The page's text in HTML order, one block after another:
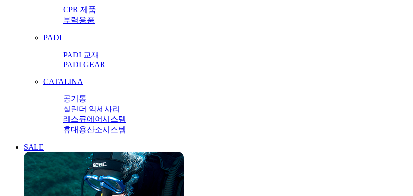
CPR 제품
부력용품
PADI
PADI 교재
PADI GEAR
CATALINA
공기통
실린더 악세사리
레스큐에어시스템
휴대용산소시스템
SALE